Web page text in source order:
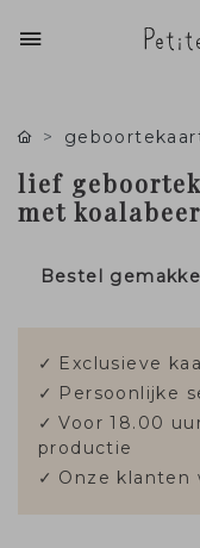
lief
met koalabeer
Bestel
✓ Exclusieve
✓ Persoonlijke
✓ Voor 18.00
productie
✓ Onze klanten